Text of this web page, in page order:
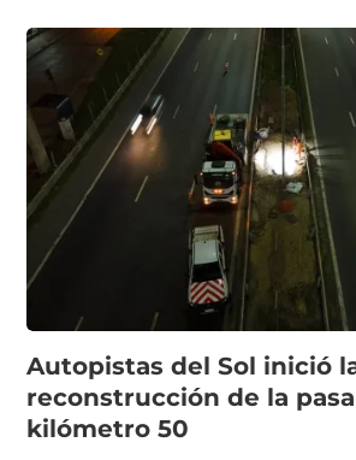
Autopistas del Sol inició
reconstrucción de la
kilómetro 50